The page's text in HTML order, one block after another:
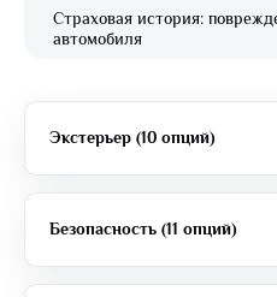
Страховая история:
автомобиля
Экстерьер (10 опций)
Безопасность (11 опций)